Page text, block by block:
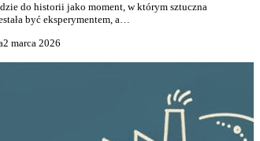
do historii jako moment, w którym sztuczna
być eksperymentem, a…
2 marca 2026